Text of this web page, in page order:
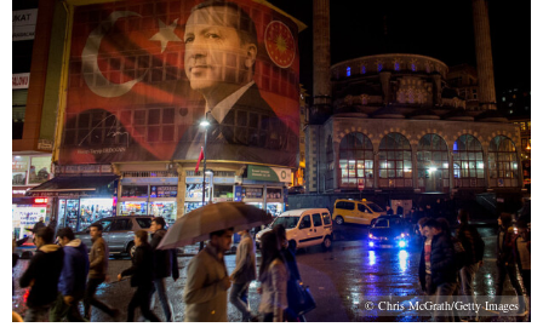
© Chris McGrath/Getty Images